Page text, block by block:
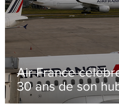
Air France
30 ans de son
Paris-Charles de